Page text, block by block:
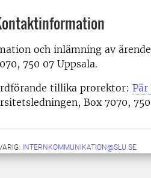
och inlämning av
750 07 Uppsala.
tillika prorektor:
Box 7070,
INTERNKOMMUNIKATION@SLU.SE